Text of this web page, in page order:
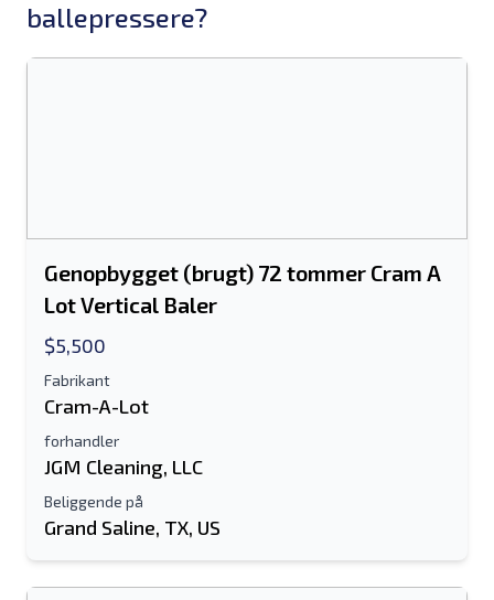
ballepressere?
Genopbygget (brugt) 72 tommer Cram A
Lot Vertical Baler
$5,500
Fabrikant
Cram-A-Lot
forhandler
JGM Cleaning, LLC
Beliggende på
Grand Saline, TX, US